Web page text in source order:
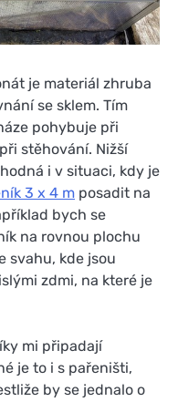
je materiál zhruba
se sklem. Tím
pohybuje při
stěhování. Nižší
i v situaci, kdy je
3 x 4 m posadit na
bych se
na rovnou plochu
svahu, kde jsou
zdmi, na které je
mi připadají
je to i s pařeništi,
by se jednalo o